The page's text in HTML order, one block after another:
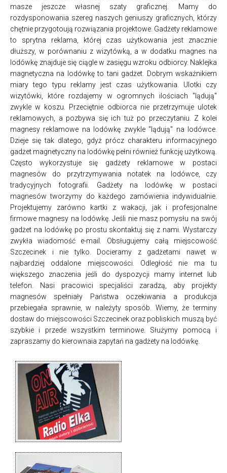
masze jeszcze własnej szaty graficznej. Mamy do
rozdysponowania szereg naszych geniuszy graficznych, którzy
chętnie przygotoują rozwiązania projektowe. Gadżety reklamowe
to sprytna reklama, której czas użytkowania jest znacznie
dłuższy, w porównaniu z wizytówką, a w dodatku magnes na
lodówkę znajduje się ciągle w zasięgu wzroku odbiorcy. Naklejka
magnetyczna na lodówkę to tani gadżet. Dobrym wskaźnikiem
miary tego typu reklamy jest czas użytkowania. Ulotki czy
wizytówki, które rozdajemy w ogromnych ilościach "lądują"
zwykle w koszu. Przeciętnie odbiorca nie przetrzymuje ulotek
reklamowych, a pozbywa się ich tuż po przeczytaniu. Z kolei
magnesy reklamowe na lodówkę zwykle "lądują" na lodówce.
Dzieje się tak dlatego, gdyż prócz charakteru informacyjnego
gadżet magnetyczny na lodówkę pełni również funkcję użytkową.
Często wykorzystuje się gadżety reklamowe w postaci
magnesów do przytrzymywania notatek na lodówce, czy
tradycyjnych fotografii. Gadżety na lodówkę w postaci
magnesów tworzymy do każdego zamówienia indywidualnie.
Projektujemy zarówno kartki z wakacji, jak i profesjonalne
firmowe magnesy na lodówkę. Jeśli nie masz pomysłu na swój
gadżet na lodówkę po prostu skontaktuj się z nami. Wystarczy
zwykła wiadomość e-mail. Obsługujemy całą miejscowość
Szczecinek i nie tylko. Docieramy z gadżetami nawet w
najbardziej oddalone miejscowości. Odległość nie ma tu
większego znaczenia jeśli do dyspozycji mamy internet lub
telefon. Nasi pracowici specjaliści zaradzą, aby projekty
magnesów spełniały Państwa oczekiwania a produkcja
przebiegała sprawnie, w należyty sposób. Wiemy, że terminy
dostaw do miejscowości Szczecinek oraz pobliskich muszą być
szybkie i przede wszystkim terminowe. Służymy pomocą i
zapraszamy do kierownaia zapytań na gadżety na lodówkę.